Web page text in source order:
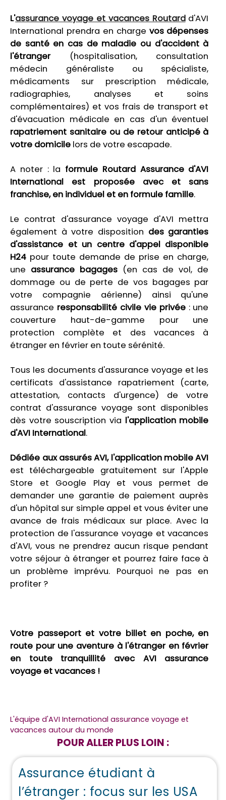
L'assurance voyage et vacances Routardd'AVI
International prendra en charge vos dépenses
de santé en cas de maladie ou d'accident à
l'étranger(hospitalisation, consultation
médecin généraliste ou spécialiste,
médicaments sur prescription médicale,
radiographies, analyses et soins
complémentaires) et vos frais de transport et
d'évacuation médicale en cas d'un éventuel
rapatriement sanitaire ou de retour anticipé à
votre domicile lors de votre escapade.
A noter : la formule Routard Assurance d'AVI
International est proposée avec et sans
franchise, en individuel et en formule famille.
Le contrat d'assurance voyage d'AVI mettra
également à votre disposition des garanties
d'assistance et un centre d'appel disponible
H24 pour toute demande de prise en charge,
une assurance bagages (en cas de vol, de
dommage ou de perte de vos bagages par
votre compagnie aérienne) ainsi qu'une
assurance responsabilité civile vie privée: une
couverture haut-de-gamme pour une
protection complète et des vacances à
étranger en février en toute sérénité.
Tous les documents d'assurance voyage et les
certificats d'assistance rapatriement (carte,
attestation, contacts d'urgence) de votre
contrat d'assurance voyage sont disponibles
dès votre souscription via l'application mobile
d'AVI International.
Dédiée aux assurés AVI, l'application mobile AVI
est téléchargeable gratuitement sur l'Apple
Store et Google Play et vous permet de
demander une garantie de paiement auprès
d'un hôpital sur simple appel et vous éviter une
avance de frais médicaux sur place. Avec la
protection de l'assurance voyage et vacances
d'AVI, vous ne prendrez aucun risque pendant
votre séjour à étranger et pourrez faire face à
un problème imprévu. Pourquoi ne pas en
profiter ?
Votre passeport et votre billet en poche, en
route pour une aventure à l'étranger en février
en toute tranquillité avec AVI assurance
voyage et vacances !
L'équipe d'AVI International assurance voyage et
vacances autour du monde
POUR ALLER PLUS LOIN :
Assurance étudiant à
l’étranger : focus sur les USA